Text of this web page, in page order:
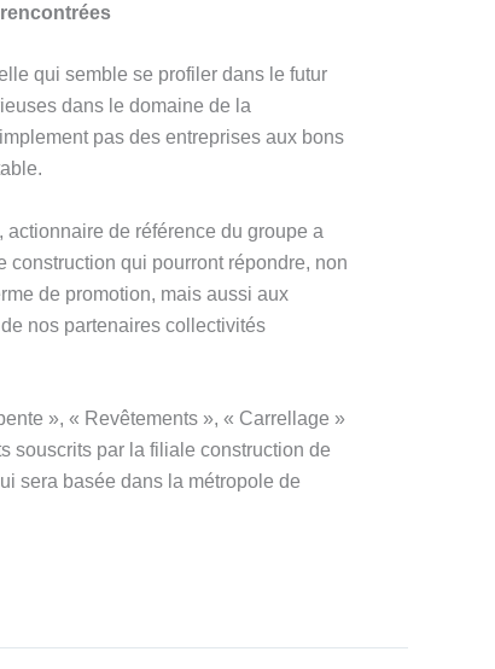
qui semble se profiler dans le futur
dans le domaine de la
pas des entreprises aux bons
actionnaire de référence du groupe a
qui pourront répondre, non
de promotion, mais aussi aux
nos partenaires collectivités
», « Revêtements », « Carrellage »
souscrits par la filiale construction de
sera basée dans la métropole de